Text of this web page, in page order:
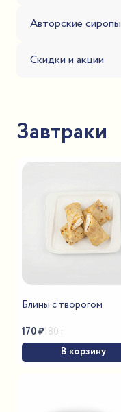
Авторские сиропы
Скидки и акции
Завтраки
Блины с творогом
170₽180 г
В корзину